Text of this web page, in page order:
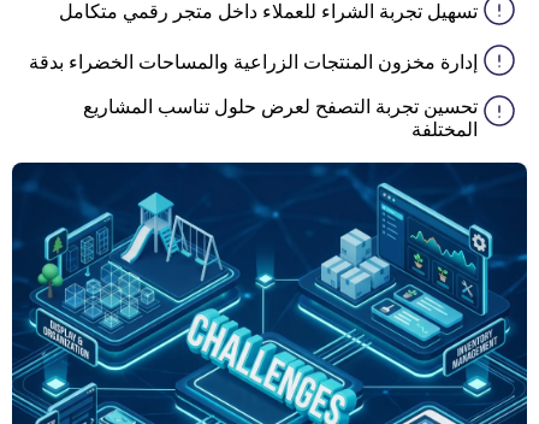
تسهيل تجربة الشراء للعملاء داخل متجر رقمي متكامل
إدارة مخزون المنتجات الزراعية والمساحات الخضراء بدقة
تحسين تجربة التصفح لعرض حلول تناسب المشاريع
المختلفة